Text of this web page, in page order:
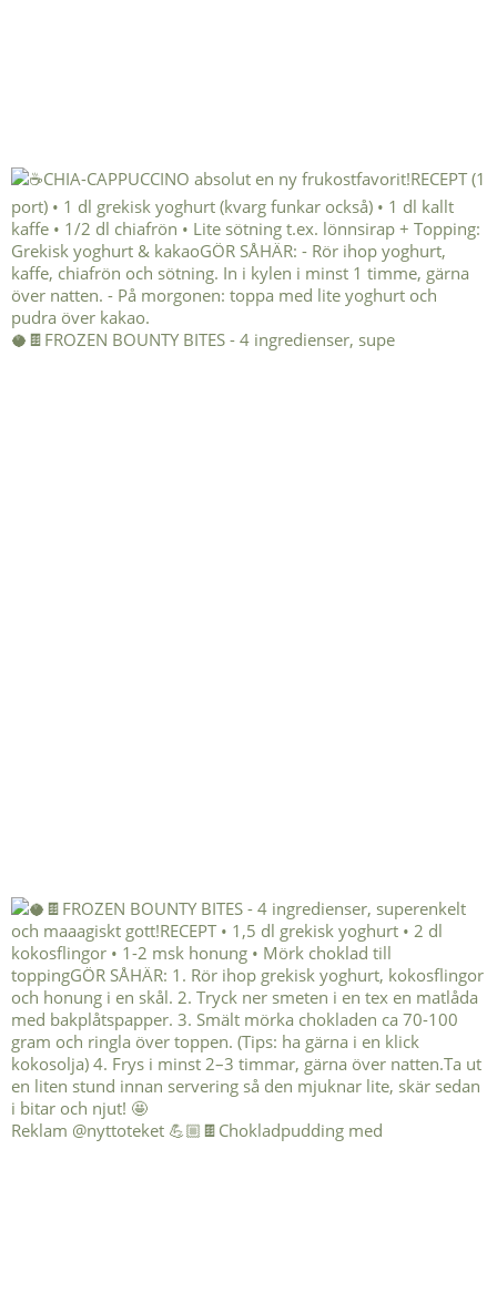
🥥🍫FROZEN BOUNTY BITES - 4 ingredienser, supe
Reklam @nyttoteket 💪🏼🍫Chokladpudding med